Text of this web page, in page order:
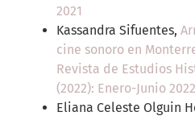
2021
Kassandra Sifuentes,
cine sonoro en
Revista de Estudios
(2022): Enero-Junio 2022
Eliana Celeste Olguin